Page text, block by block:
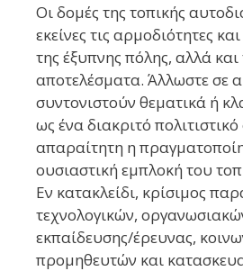
Οι δομές της τοπικής
εκείνες τις αρμοδιότητες
της έξυπνης πόλης, αλλά
αποτελέσματα. Άλλωστε σε
συντονιστούν θεματικά ή
ως ένα διακριτό
απαραίτητη η
ουσιαστική εμπλοκή του
Εν κατακλείδι, κρίσιμος
τεχνολογικών,
εκπαίδευσης/έρευνας,
προμηθευτών και